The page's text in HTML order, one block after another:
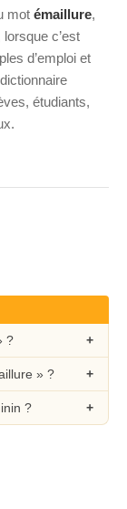
mot émaillure,
c’est
d’emploi et
étudiants,
?
» ?
?